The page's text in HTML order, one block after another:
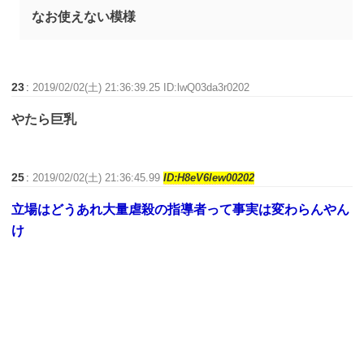
なお使えない模様
23 :2019/02/02(土) 21:36:39.25 ID:lwQ03da3r0202
やたら巨乳
25 :2019/02/02(土) 21:36:45.99ID:H8eV6lew00202
立場はどうあれ大量虐殺の指導者って事実は変わらんやん
け